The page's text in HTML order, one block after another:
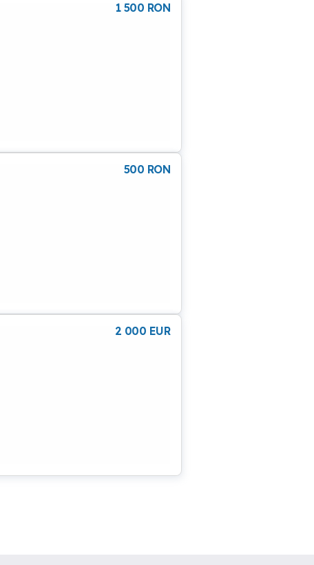
1 500 RON
500 RON
2 000 EUR